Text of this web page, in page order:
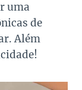
uma
de
Além